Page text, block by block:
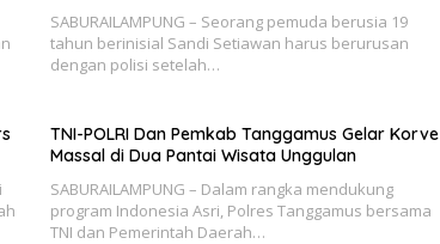
SABURAILAMPUNG – Seorang pemuda berusia 19
tahun berinisial Sandi Setiawan harus berurusan
dengan polisi setelah…
TNI-POLRI Dan Pemkab Tanggamus Gelar Korve
Massal di Dua Pantai Wisata Unggulan
SABURAILAMPUNG – Dalam rangka mendukung
program Indonesia Asri, Polres Tanggamus bersama
TNI dan Pemerintah Daerah…